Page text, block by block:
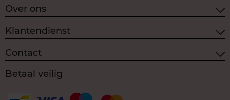
Over ons
Klantendienst
Contact
Betaal veilig